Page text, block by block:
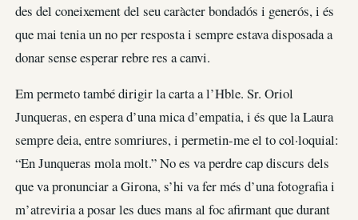
des del coneixement del seu caràcter bondadós i generós, i és
que mai tenia un no per resposta i sempre estava disposada a
donar sense esperar rebre res a canvi.
Em permeto també dirigir la carta a l’Hble. Sr. Oriol
Junqueras, en espera d’una mica d’empatia, i és que la Laura
sempre deia, entre somriures, i permetin-me el to col·loquial:
“En Junqueras mola molt.” No es va perdre cap discurs dels
que va pronunciar a Girona, s’hi va fer més d’una fotografia i
m’atreviria a posar les dues mans al foc afirmant que durant